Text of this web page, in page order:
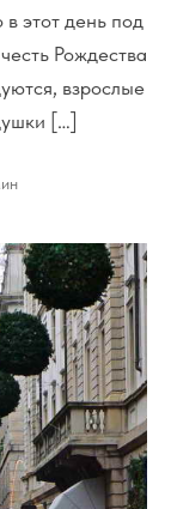
этот день под
Рождества
взрослые
[…]